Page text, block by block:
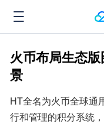
火币布局生态
景
HT全名为火币全球通
行和管理的积分系统